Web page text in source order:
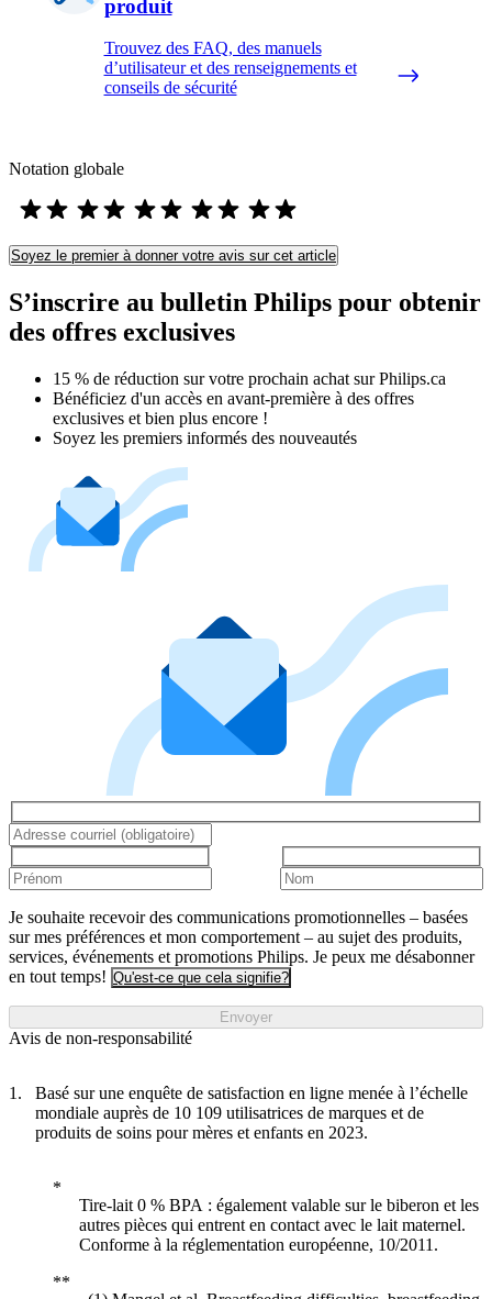
produit
Trouvez des FAQ, des manuels
d’utilisateur et des renseignements et
conseils de sécurité
Notation globale
Soyez le premier à donner votre avis sur cet article
S’inscrire au bulletin Philips pour obtenir
des offres exclusives
15 % de réduction sur votre prochain achat sur Philips.ca​
Bénéficiez d'un accès en avant-première à des offres
exclusives et bien plus encore !
Soyez les premiers informés des nouveautés
Je souhaite recevoir des communications promotionnelles – basées
sur mes préférences et mon comportement – au sujet des produits,
services, événements et promotions Philips. Je peux me désabonner
en tout temps! Qu'est-ce que cela signifie?
Envoyer
Avis de non-responsabilité
Basé sur une enquête de satisfaction en ligne menée à l’échelle
mondiale auprès de 10 109 utilisatrices de marques et de
produits de soins pour mères et enfants en 2023.
Tire-lait 0 % BPA : également valable sur le biberon et les
autres pièces qui entrent en contact avec le lait maternel.
Conforme à la réglementation européenne, 10/2011.